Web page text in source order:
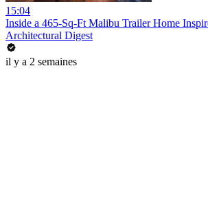
15:04
Inside a 465-Sq-Ft Malibu Trailer Home
Architectural Digest
il y a 2 semaines